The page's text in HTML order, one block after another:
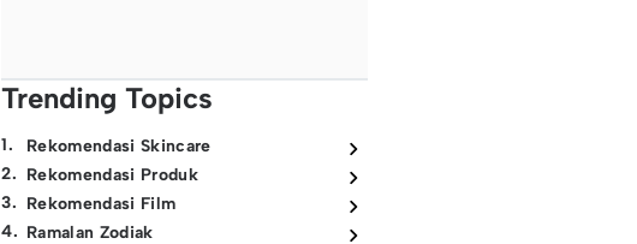
Trending Topics
1.
Rekomendasi Skincare
2. Rekomendasi Produk
3. Rekomendasi Film
4. Ramalan Zodiak